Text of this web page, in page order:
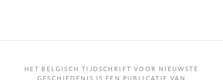
HET BELGISCH TIJDSCHRIFT VOOR NIEUWSTE
GESCHIEDENIS IS EEN PUBLICATIE VAN